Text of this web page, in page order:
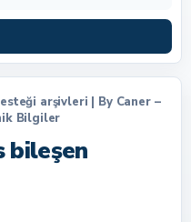
arşivleri | By Caner –
Bilgiler
bileşen